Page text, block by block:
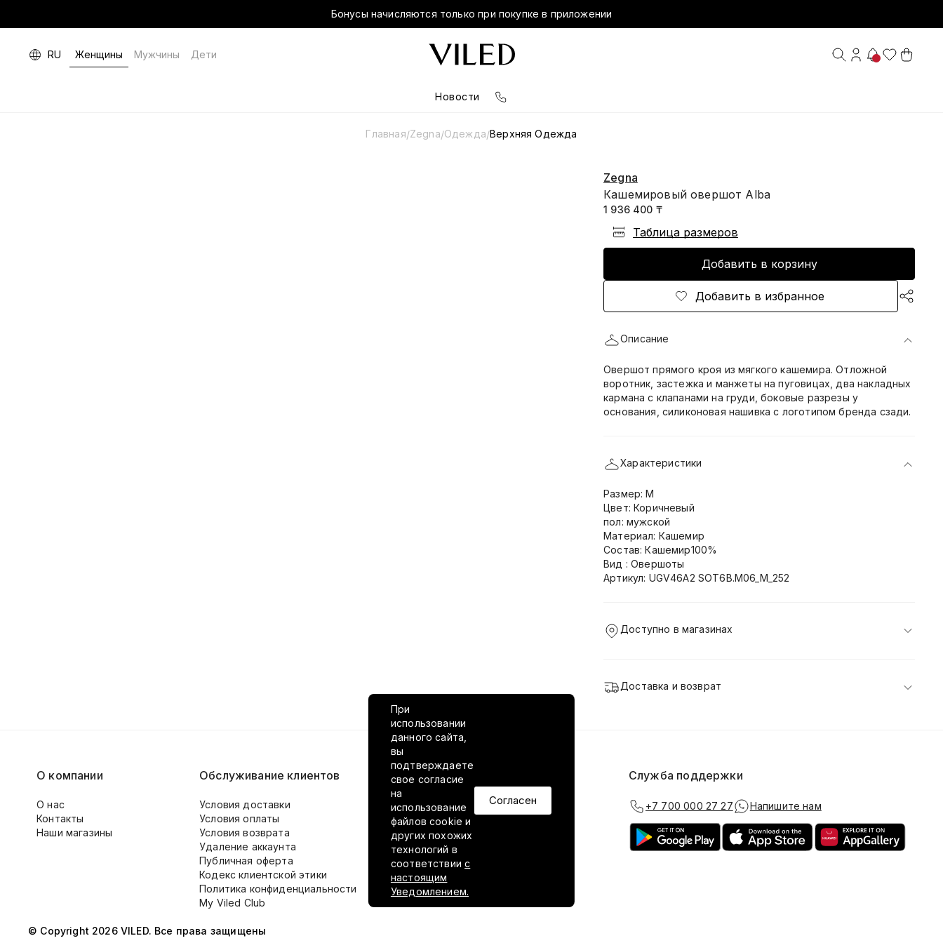
Бонусы начисляются только при покупке в приложении
RU Женщины Мужчины Дети
Новости
Главная/Zegna/Одежда/Верхняя Одежда
Zegna
Кашемировый овершот Alba
1 936 400 ₸
Таблица размеров
Добавить в корзину
Добавить в избранное
Описание
Овершот прямого кроя из мягкого кашемира. Отложной
воротник, застежка и манжеты на пуговицах, два накладных
кармана с клапанами на груди, боковые разрезы у
основания, силиконовая нашивка с логотипом бренда сзади.
Характеристики
Размер: M
Цвет: Коричневый
пол: мужской
Материал: Кашемир
Состав: Кашемир100%
Вид : Овершоты
Артикул: UGV46A2 SOT6B.M06_M_252
Доступно в магазинах
Доставка и возврат
При
использовании
данного сайта,
вы
подтверждаете
свое согласие
на
использование
файлов cookie и
других похожих
технологий в
соответствиис
настоящим
Уведомлением.
Согласен
О компании
О нас
Контакты
Наши магазины
Обслуживание клиентов
Условия доставки
Условия оплаты
Условия возврата
Удаление аккаунта
Публичная оферта
Кодекс клиентской этики
Политика конфиденциальности
My Viled Club
VILED в соцсетях Служба поддержки
+7 700 000 27 27 Напишите нам
© Copyright 2026 VILED. Все права защищены